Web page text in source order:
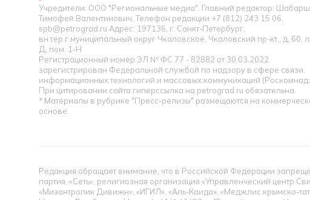
Учредители: ООО "Региональные медиа". Главный редактор:
Тимофей Валентинович. Телефон редакции +7 (812) 243 15 06,
spb@petrograd.ru Адрес: 197136, г. Санкт-Петербург,
вн.тер.г.муниципальный округ Чкаловское, Чкаловский пр-кт., д. 60,
Д, пом. 1-Н
Регистрационный номер ЭЛ № ФС 77 - 82882 от 30.03.2022
зарегистрирован Федеральной службой по надзору в сфере связи,
информационных технологий и массовых коммуникаций
При цитировании сайта гиперссылка на petrograd.ru обязательна.
* Материалы в рубрике "Пресс-релизы" размещаются на
основе.
Редакция обращает внимание, что в Российской Федерации
партия, «Сеть», религиозная организация «Управленческий центр
«Мизантропик Дивижн», «ИГИЛ», «Аль-Каида», «Меджлис крымско-